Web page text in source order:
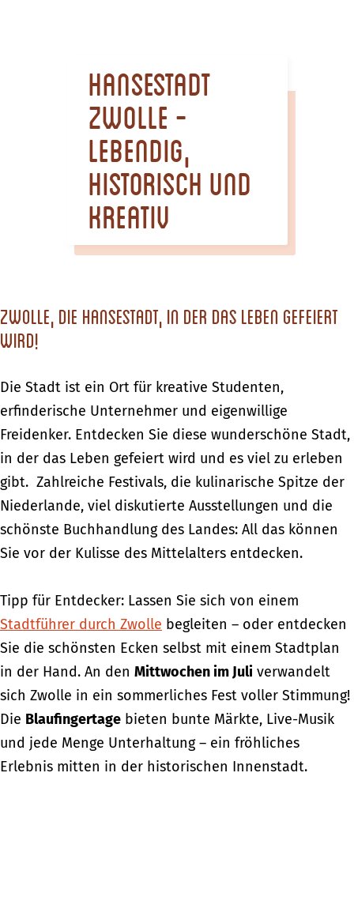
a
Hansestadt
Zwolle -
lebendig,
historisch und
kreativ
Zwolle, die Hansestadt, in der das Leben gefeiert
wird!
Die Stadt ist ein Ort für kreative Studenten,
erfinderische Unternehmer und eigenwillige
Freidenker. Entdecken Sie diese wunderschöne Stadt,
in der das Leben gefeiert wird und es viel zu erleben
gibt. Zahlreiche Festivals, die kulinarische Spitze der
Niederlande, viel diskutierte Ausstellungen und die
schönste Buchhandlung des Landes: All das können
Sie vor der Kulisse des Mittelalters entdecken.
Tipp für Entdecker: Lassen Sie sich von einem
Stadtführer durch Zwolle begleiten – oder entdecken
Sie die schönsten Ecken selbst mit einem Stadtplan
in der Hand. An den Mittwochen im Juli verwandelt
sich Zwolle in ein sommerliches Fest voller Stimmung!
Die Blaufingertage bieten bunte Märkte, Live-Musik
und jede Menge Unterhaltung – ein fröhliches
Erlebnis mitten in der historischen Innenstadt.